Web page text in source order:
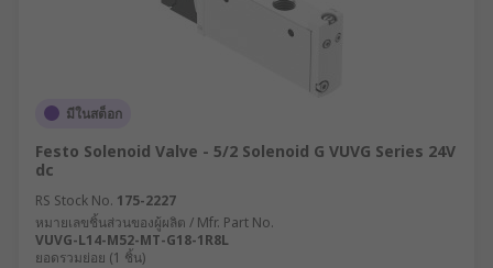
มีในสต็อก
Festo Solenoid Valve - 5/2 Solenoid G VUVG Series 24V
dc
RS Stock No. 175-2227
หมายเลขชิ้นส่วนของผู้ผลิต / Mfr. Part No.
VUVG-L14-M52-MT-G18-1R8L
ยอดรวมย่อย (1 ชิ้น)